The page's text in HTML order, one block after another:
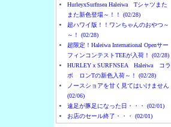
HurleyxSurfnsea Haleiwa Tシャツまた
また新色登場～！！ (02/28)
超ハワイ版！！ワンちゃんのおやつ～
～！ (02/28)
超限定！Haleiwa International Openサー
フィンコンテストTEEが入荷！ (02/28)
HURLEYｘSURFNSEA Haleiwa コラ
ボ ロンTの新色入荷～！ (02/28)
ノースショアを甘く見てはいけません
(02/06)
遠足が豚足になった日・・・ (02/01)
お店のセール終了・・・ (02/01)